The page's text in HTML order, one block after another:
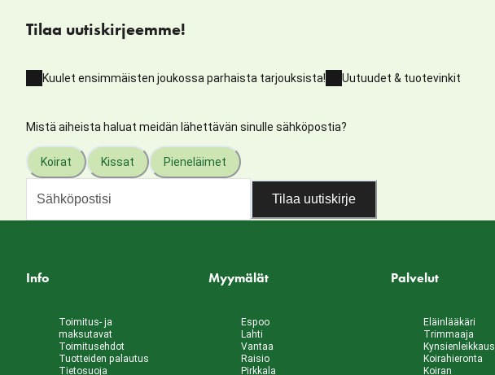
Tilaa uutiskirjeemme!
Kuulet ensimmäisten joukossa parhaista tarjouksista! Uutuudet & tuotevinkit
Mistä aiheista haluat meidän lähettävän sinulle sähköpostia?
Koirat Kissat Pieneläimet
Tilaa uutiskirje
Info
Toimitus- ja
maksutavat
Toimitusehdot
Tuotteiden palautus
Tietosuoja
Myymälät
Espoo
Lahti
Vantaa
Raisio
Pirkkala
Palvelut
Eläinlääkäri
Trimmaaja
Kynsienleikkaus
Koirahieronta
Koiran